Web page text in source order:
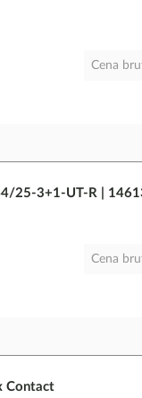
Cena
25-3+1-UT-R |
Cena
Contact